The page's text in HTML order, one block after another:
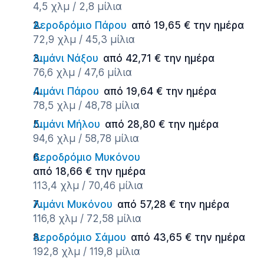
4,5 χλμ / 2,8 μίλια
Αεροδρόμιο Πάρου από 19,65 € την ημέρα
72,9 χλμ / 45,3 μίλια
Λιμάνι Νάξου από 42,71 € την ημέρα
76,6 χλμ / 47,6 μίλια
Λιμάνι Πάρου από 19,64 € την ημέρα
78,5 χλμ / 48,78 μίλια
Λιμάνι Μήλου από 28,80 € την ημέρα
94,6 χλμ / 58,78 μίλια
Αεροδρόμιο Μυκόνου
από 18,66 € την ημέρα
113,4 χλμ / 70,46 μίλια
Λιμάνι Μυκόνου από 57,28 € την ημέρα
116,8 χλμ / 72,58 μίλια
Αεροδρόμιο Σάμου από 43,65 € την ημέρα
192,8 χλμ / 119,8 μίλια